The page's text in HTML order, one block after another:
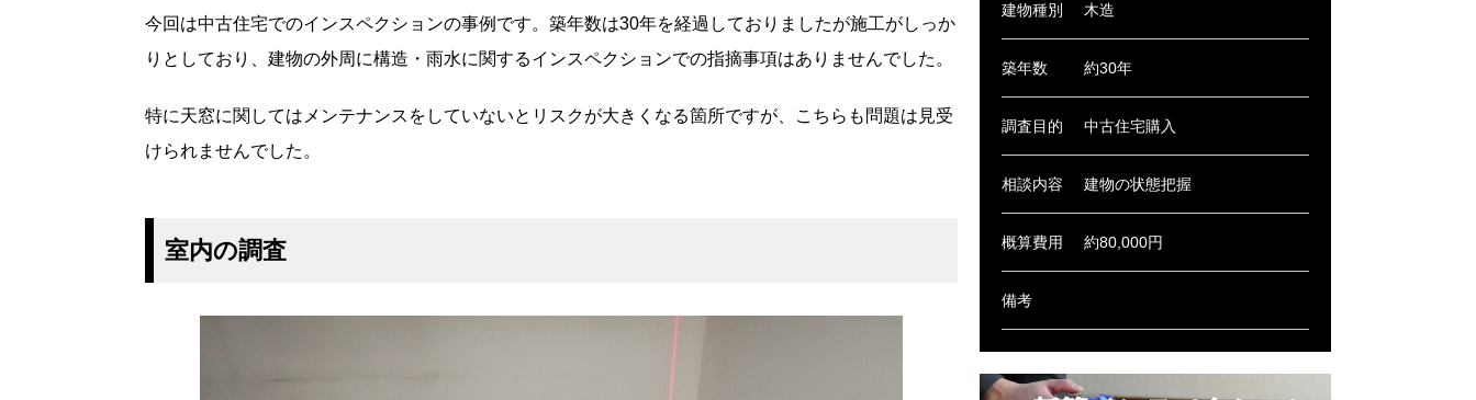
今回は中古住宅でのインスペクションの事例です。築年数は30年を経過しておりましたが施工がしっか
りとしており、建物の外周に構造・雨水に関するインスペクションでの指摘事項はありませんでした。
特に天窓に関してはメンテナンスをしていないとリスクが大きくなる箇所ですが、こちらも問題は見受
けられませんでした。
室内の調査
建物種別 木造
築年数 約30年
調査目的 中古住宅購入
相談内容 建物の状態把握
概算費用 約80,000円
備考